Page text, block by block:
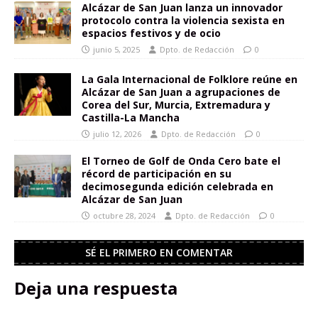
Alcázar de San Juan lanza un innovador
protocolo contra la violencia sexista en
espacios festivos y de ocio
junio 5, 2025 Dpto. de Redacción 0
La Gala Internacional de Folklore reúne en
Alcázar de San Juan a agrupaciones de
Corea del Sur, Murcia, Extremadura y
Castilla-La Mancha
julio 12, 2026 Dpto. de Redacción 0
El Torneo de Golf de Onda Cero bate el
récord de participación en su
decimosegunda edición celebrada en
Alcázar de San Juan
octubre 28, 2024 Dpto. de Redacción 0
SÉ EL PRIMERO EN COMENTAR
Deja una respuesta